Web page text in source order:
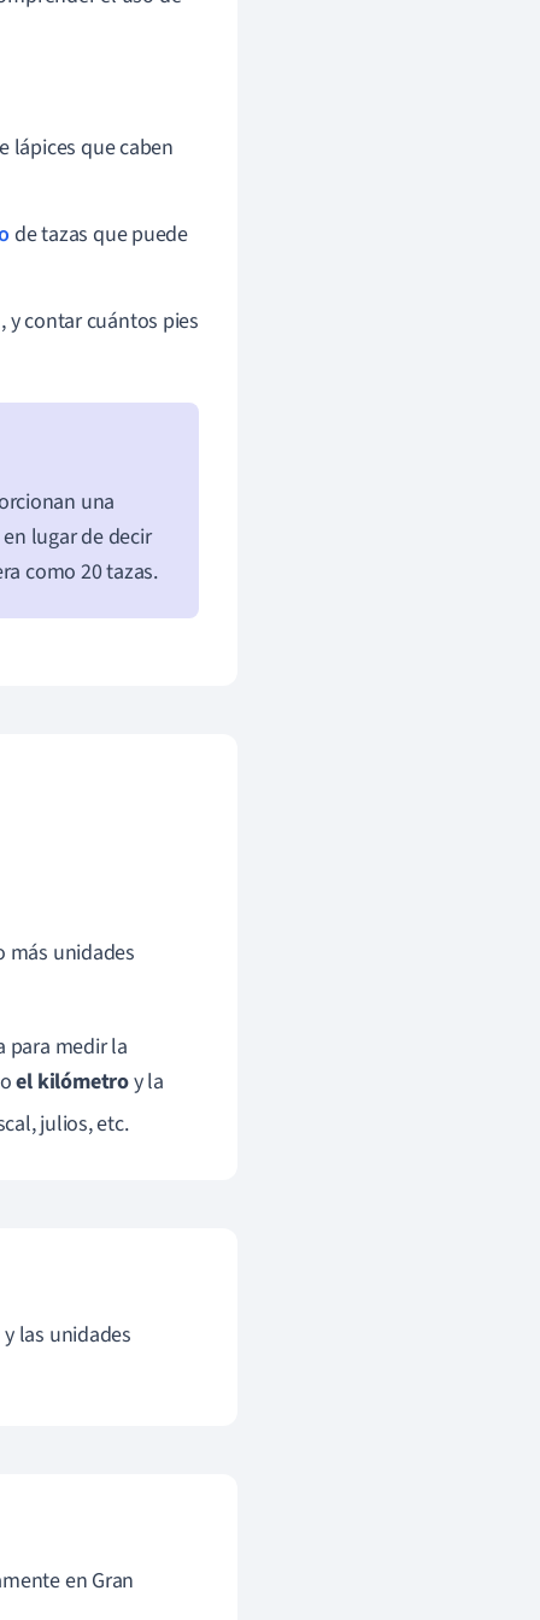
lápices que caben
de tazas que puede
contar cuántos pies
una
lugar de decir
como 20 tazas.
más unidades
para medir la
el kilómetroy la
julios, etc.
las unidades
en Gran